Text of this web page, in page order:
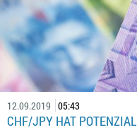
12.09.2019 05:43
CHF/JPY HAT POTENZIAL